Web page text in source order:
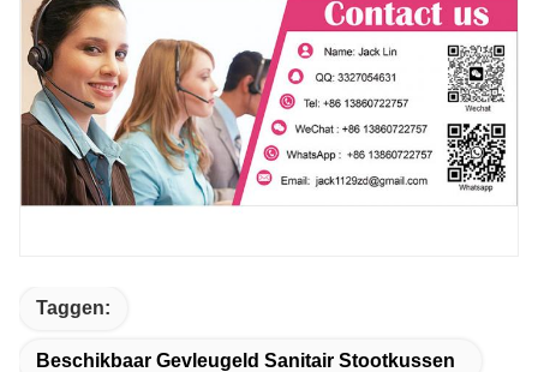
Taggen:
Beschikbaar Gevleugeld Sanitair Stootkussen